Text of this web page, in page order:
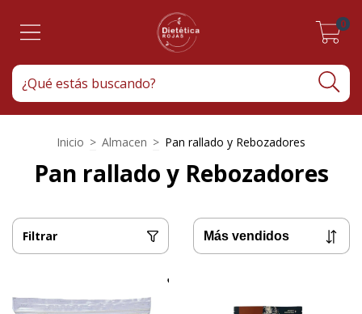
0
Inicio > Almacen > Pan rallado y Rebozadores
Pan rallado y Rebozadores
Filtrar